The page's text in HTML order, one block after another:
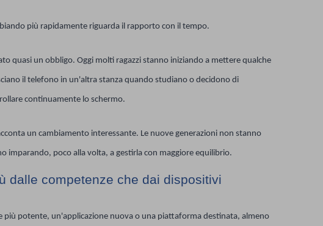
più rapidamente riguarda il rapporto con il tempo.
quasi un obbligo. Oggi molti ragazzi stanno iniziando a mettere qualche
il telefono in un'altra stanza quando studiano o decidono di
continuamente lo schermo.
un cambiamento interessante. Le nuove generazioni non stanno
imparando, poco alla volta, a gestirla con maggiore equilibrio.
dalle competenze che dai dispositivi
più potente, un'applicazione nuova o una piattaforma destinata, almeno